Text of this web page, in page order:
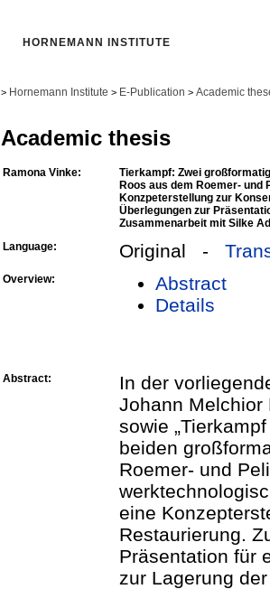
HORNEMANN INSTITUTE
> Hornemann Institute > E-Publication > Academic
Academic thesis
Ramona Vinke:
Tierkampf: Zwei
Roos aus dem Roemer- und
Konzpeterstellung zur
Überlegungen zur
Zusammenarbeit mit Silke
Language:
Original -
Overview:
Abstract
Details
Abstract:
In der
Johann Melchior
sowie
beiden
Roemer- und
eine
Restaurierung.
Präsentation für
zur Lagerung